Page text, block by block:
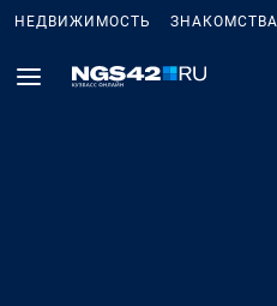
НЕДВИЖИМОСТЬ ЗНАКОМСТВА